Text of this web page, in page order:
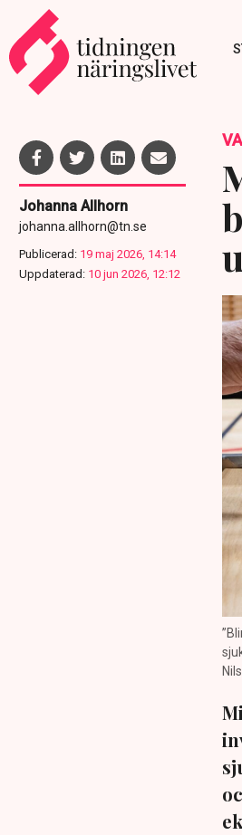
Johanna Allhorn
johanna.allhorn@tn.se
Publicerad: 19 maj 2026, 14:14
Uppdaterad: 10 jun 2026, 12:12